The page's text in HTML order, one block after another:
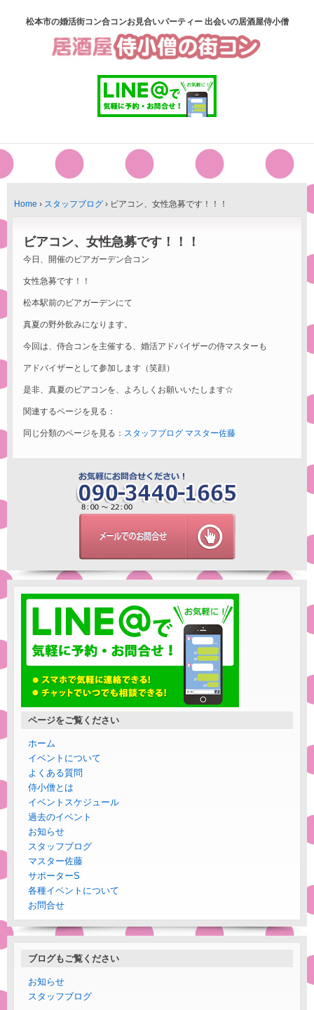
松本市の婚活街コン合コンお見合いパーティー 出会いの居酒屋侍小僧
Home › スタッフブログ › ビアコン、女性急募です！！！
ビアコン、女性急募です！！！
今日、開催のビアガーデン合コン
女性急募です！！
松本駅前のビアガーデンにて
真夏の野外飲みになります。
今回は、侍合コンを主催する、婚活アドバイザーの侍マスターも
アドバイザーとして参加します（笑顔）
是非、真夏のビアコンを、よろしくお願いいたします☆
関連するページを見る：
同じ分類のページを見る： スタッフブログ マスター佐藤
ページをご覧ください
ホーム
イベントについて
よくある質問
侍小僧とは
イベントスケジュール
過去のイベント
お知らせ
スタッフブログ
マスター佐藤
サポーターS
各種イベントについて
お問合せ
ブログもご覧ください
お知らせ
スタッフブログ